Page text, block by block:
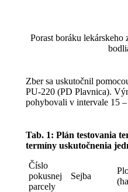
Porast boráku lekárskeho
Zber sa uskutočnil
PU-220 (PD Plavnica).
pohybovali v intervale 15 –
Tab. 1: Plán testovania
termíny uskutočnenia
Číslo
pokusnej
parcely
Sejba